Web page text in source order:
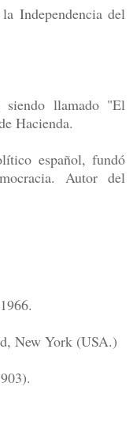
Independencia del
siendo llamado "El
Hacienda.
español, fundó
Autor del
New York (USA.)